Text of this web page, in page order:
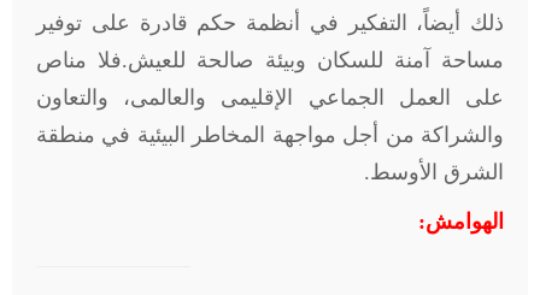
ذلك أيضاً، التفكير في أنظمة حكم قادرة على توفير
مساحة آمنة للسكان وبيئة صالحة للعيش.فلا مناص
على العمل الجماعي الإقليمى والعالمى، والتعاون
والشراكة من أجل مواجهة المخاطر البيئية في منطقة
الشرق الأوسط.
الهوامش: